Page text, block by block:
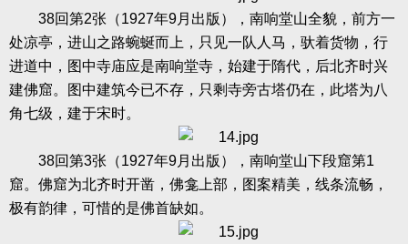
38回第2张（1927年9月出版），南响堂山全貌，前方一
处凉亭，进山之路蜿蜒而上，只见一队人马，驮着货物，行
进道中，图中寺庙应是南响堂寺，始建于隋代，后北齐时兴
建佛窟。图中建筑今已不存，只剩寺旁古塔仍在，此塔为八
角七级，建于宋时。
38回第3张（1927年9月出版），南响堂山下段窟第1
窟。佛窟为北齐时开凿，佛龛上部，图案精美，线条流畅，
极有韵律，可惜的是佛首缺如。